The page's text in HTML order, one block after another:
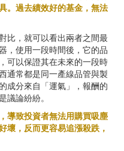
。過去績效好的基金，無法
比，就可以看出兩者之間最
，使用一段時間後，它的品
可以保證其在未來的一段時
通常都是同一產線品管與製
成分來自「運氣」，報酬的
議論紛紛。
導致投資者無法用購買吸塵
壞，反而更容易追漲殺跌，